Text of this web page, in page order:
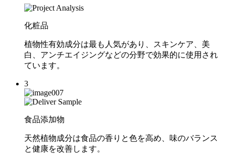
化粧品
植物性有効成分は最も人気があり、スキンケア、美
白、アンチエイジングなどの分野で効果的に使用され
ています。
3
食品添加物
天然植物成分は食品の香りと色を高め、味のバランス
と健康を改善します。